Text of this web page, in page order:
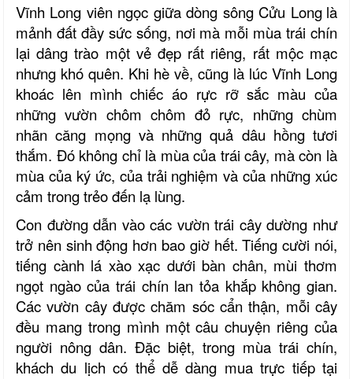
Vĩnh Long viên ngọc giữa dòng sông Cửu Long là
mảnh đất đầy sức sống, nơi mà mỗi mùa trái chín
lại dâng trào một vẻ đẹp rất riêng, rất mộc mạc
nhưng khó quên. Khi hè về, cũng là lúc Vĩnh Long
khoác lên mình chiếc áo rực rỡ sắc màu của
những vườn chôm chôm đỏ rực, những chùm
nhãn căng mọng và những quả dâu hồng tươi
thắm. Đó không chỉ là mùa của trái cây, mà còn là
mùa của ký ức, của trải nghiệm và của những xúc
cảm trong trẻo đến lạ lùng.
Con đường dẫn vào các vườn trái cây dường như
trở nên sinh động hơn bao giờ hết. Tiếng cười nói,
tiếng cành lá xào xạc dưới bàn chân, mùi thơm
ngọt ngào của trái chín lan tỏa khắp không gian.
Các vườn cây được chăm sóc cẩn thận, mỗi cây
đều mang trong mình một câu chuyện riêng của
người nông dân. Đặc biệt, trong mùa trái chín,
khách du lịch có thể dễ dàng mua trực tiếp tại